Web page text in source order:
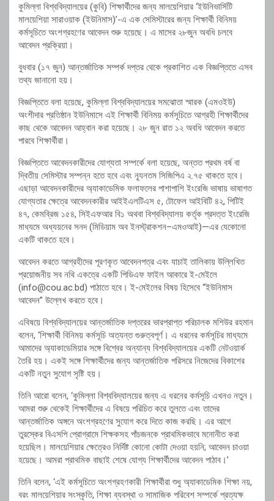
কুমিল্লা বিশ্ববিদ্যালয়ের (কুবি) শিক্ষার্থীদের জন্য মালয়েশিয়ার ‘ইউনিভার্সিটি
মালয়েশিয়া সারাওয়াক (ইউনিমাস)’-এ এক সেমিস্টারের জন্য শিক্ষার্থী বিনিময়
কর্মসূচিতে অংশগ্রহণের আবেদন শুরু হয়েছে। এ মাসের ২৮জুন অবধি চলবে
আবেদন প্রক্রিয়া।
বুধবার (১৭ জুন) আন্তর্জাতিক সম্পর্ক দপ্তর থেকে প্রকাশিত এক বিজ্ঞপ্তিতে এসব
তথ্য জানানো হয়।
বিজ্ঞপ্তিতে বলা হয়েছে, কুমিল্লা বিশ্ববিদ্যালয়ের সমঝোতা স্মারক (এমওইউ)
অংশীদার প্রতিষ্ঠান ইউনিমাসে এই শিক্ষার্থী বিনিময় কর্মসূচিতে আগ্রহী শিক্ষার্থীদের
কাছ থেকে আবেদন আহ্বান করা হয়েছে। ২৮ জুন রাত ১২ অবধি আবেদন করতে
পারবে শিক্ষার্থীরা।
বিজ্ঞপ্তিতে আবেদনকারীদের যোগ্যতা সম্পর্কে বলা হয়েছে, অন্তত প্রথম বর্ষ বা
দ্বিতীয় সেমিস্টার সম্পন্ন হতে হবে এবং ন্যূনতম সিজিপিএ ২.৭৫ থাকতে হবে।
এছাড়া আবেদনকারীদের অ্যাকাডেমিক ফলাফলের পাশাপাশি ইংরেজি ভাষায় ভাষাগত
যোগ্যতার ক্ষেত্রে আবেদনকারীর আইইএলটিএস ৫, টোফেল আইবিটি ৪২, পিটিই
৪৭, কেমব্রিজ ১৫৪, সিইএফআর বি১ অথবা বিশ্ববিদ্যালয় কর্তৃক প্রদত্ত ইংরেজি
মাধ্যমে অধ্যয়নের সনদ (মিডিয়াম অব ইনস্ট্রাকশন–এমওআই)—এর যেকোনো
একটি থাকতে হবে।
আবেদন করতে আগ্রহীদের পূরণকৃত আবেদনপত্র এবং যাচাই তালিকায় উল্লিখিত
প্রয়োজনীয় সব নথি একত্রে একটি পিডিএফ ফাইল আকারে ই-মেইলে
(info@cou.ac.bd) পাঠাতে হবে। ই-মেইলের বিষয় হিসেবে “ইউনিমাস
আবেদন” উল্লেখ করতে হবে।
এবিষয়ে বিশ্ববিদ্যালয়ের আন্তর্জাতিক দপ্তরের ভারপ্রাপ্ত পরিচালক মশিউর রহমান
বলেন, ‘শিক্ষার্থী বিনিময় কর্মসূচি অত্যন্ত গুরুত্বপূর্ণ। এ ধরনের কর্মসূচির মাধ্যমে
আমাদের অ্যাকাডেমিয়ার সঙ্গে বিশ্বের অন্যান্য বিশ্ববিদ্যালয়ের একটি নেটওয়ার্ক
তৈরি হয়। একই সঙ্গে শিক্ষার্থীদের জন্য আন্তর্জাতিক পরিসরে নিজেদের বিকাশের
একটি নতুন সুযোগ সৃষ্টি হয়।
তিনি আরো বলেন, ‘কুমিল্লা বিশ্ববিদ্যালয়ের জন্য এ ধরনের কর্মসূচি এখনও নতুন।
আমরা শুরু থেকেই শিক্ষার্থীদের এ বিষয়ে পরিচিত করে তুলতে এবং তাদের
আন্তর্জাতিক অঙ্গনে অংশগ্রহণের সুযোগ করে দিতে কাজ করছি। এর আগে
তুরস্কের বিএসপি প্রোগ্রামে শিক্ষকসহ পাঁচজনকে প্রাথমিকভাবে মনোনীত করা
হয়েছিল। মালয়েশিয়ার ক্ষেত্রেও নির্দিষ্ট কোনো কোটা দেওয়া হয়নি; আবেদন চাওয়া
হয়েছে। আমরা প্রাথমিক বাছাই শেষে যোগ্য শিক্ষার্থীদের আবেদন পাঠাব।’
তিনি বলেন, ‘এই কর্মসূচিতে অংশগ্রহণকারী শিক্ষার্থীরা শুধু অ্যাকাডেমিক শিক্ষা নয়,
বরং মালয়েশিয়ার সংস্কৃতি, শিক্ষা ব্যবস্থা ও সামাজিক পরিবেশ সম্পর্কে প্রত্যক্ষ